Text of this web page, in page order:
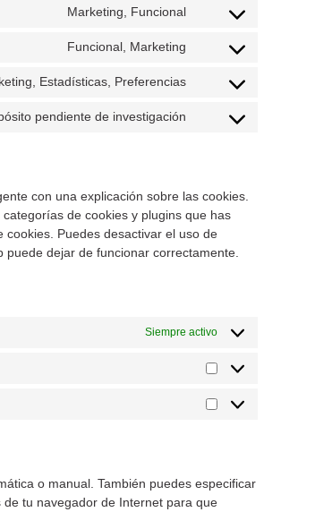
Marketing, Funcional
Funcional, Marketing
Estadísticas, Preferencias
pendiente de investigación
con una explicación sobre las cookies.
de cookies y plugins que has
Puedes desactivar el uso de
dejar de funcionar correctamente.
Siempre activo
o manual. También puedes especificar
tu navegador de Internet para que